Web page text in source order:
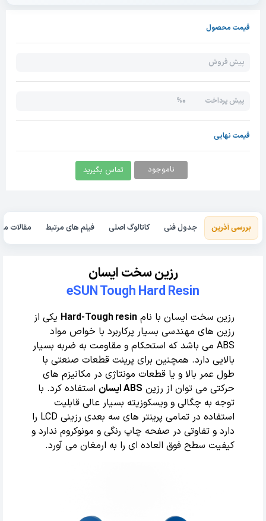
قیمت محصول
پیش فروش
پیش پرداخت 0%
قیمت نهایی
ناموجود تماس بگیرید
بررسی آذرین جدول فنی کاتالوگ اصلی فیلم های مرتبط مقالات
رزین سخت ایسان
eSUN Tough Hard Resin
رزین سخت ایسان با نام Hard-Tough resin یکی از
رزین های مهندسی بسیار پرکاربرد با خواص مواد
ABS می باشد که استحکام و مقاومت به ضربه بسیار
بالایی دارد. همچنین برای پرینت قطعات صنعتی با
طول عمر بالا و یا قطعات مونتاژی در مکانیزم های
حرکتی می توان از رزین ABS ایسان
استفاده کرد. با
توجه به چگالی و ویسکوزیته بسیار عالی قابلیت
استفاده در تمامی پرینتر های سه بعدی رزینی LCD را
دارد و تفاوتی در صفحه چاپ رنگی و مونوکروم ندارد و
کیفیت سطح فوق العاده ای را به ارمغان می آورد.